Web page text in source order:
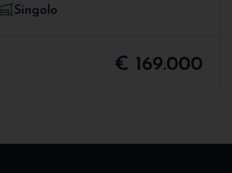
Singolo
€ 169.000